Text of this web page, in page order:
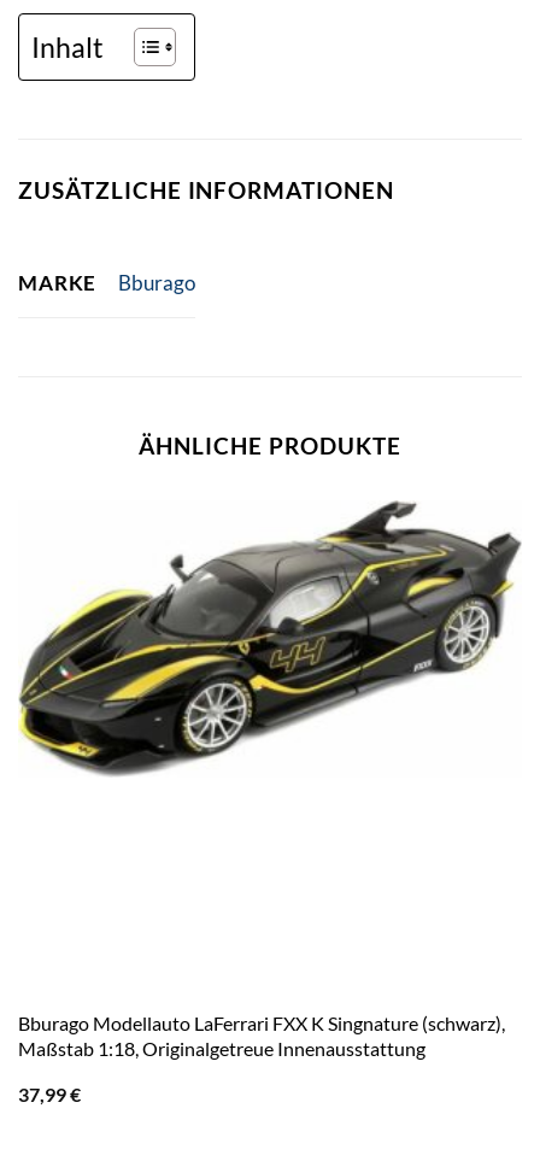
Inhalt
ZUSÄTZLICHE INFORMATIONEN
MARKE Bburago
ÄHNLICHE PRODUKTE
Bburago Modellauto LaFerrari FXX K Singnature (schwarz),
Maßstab 1:18, Originalgetreue Innenausstattung
37,99€